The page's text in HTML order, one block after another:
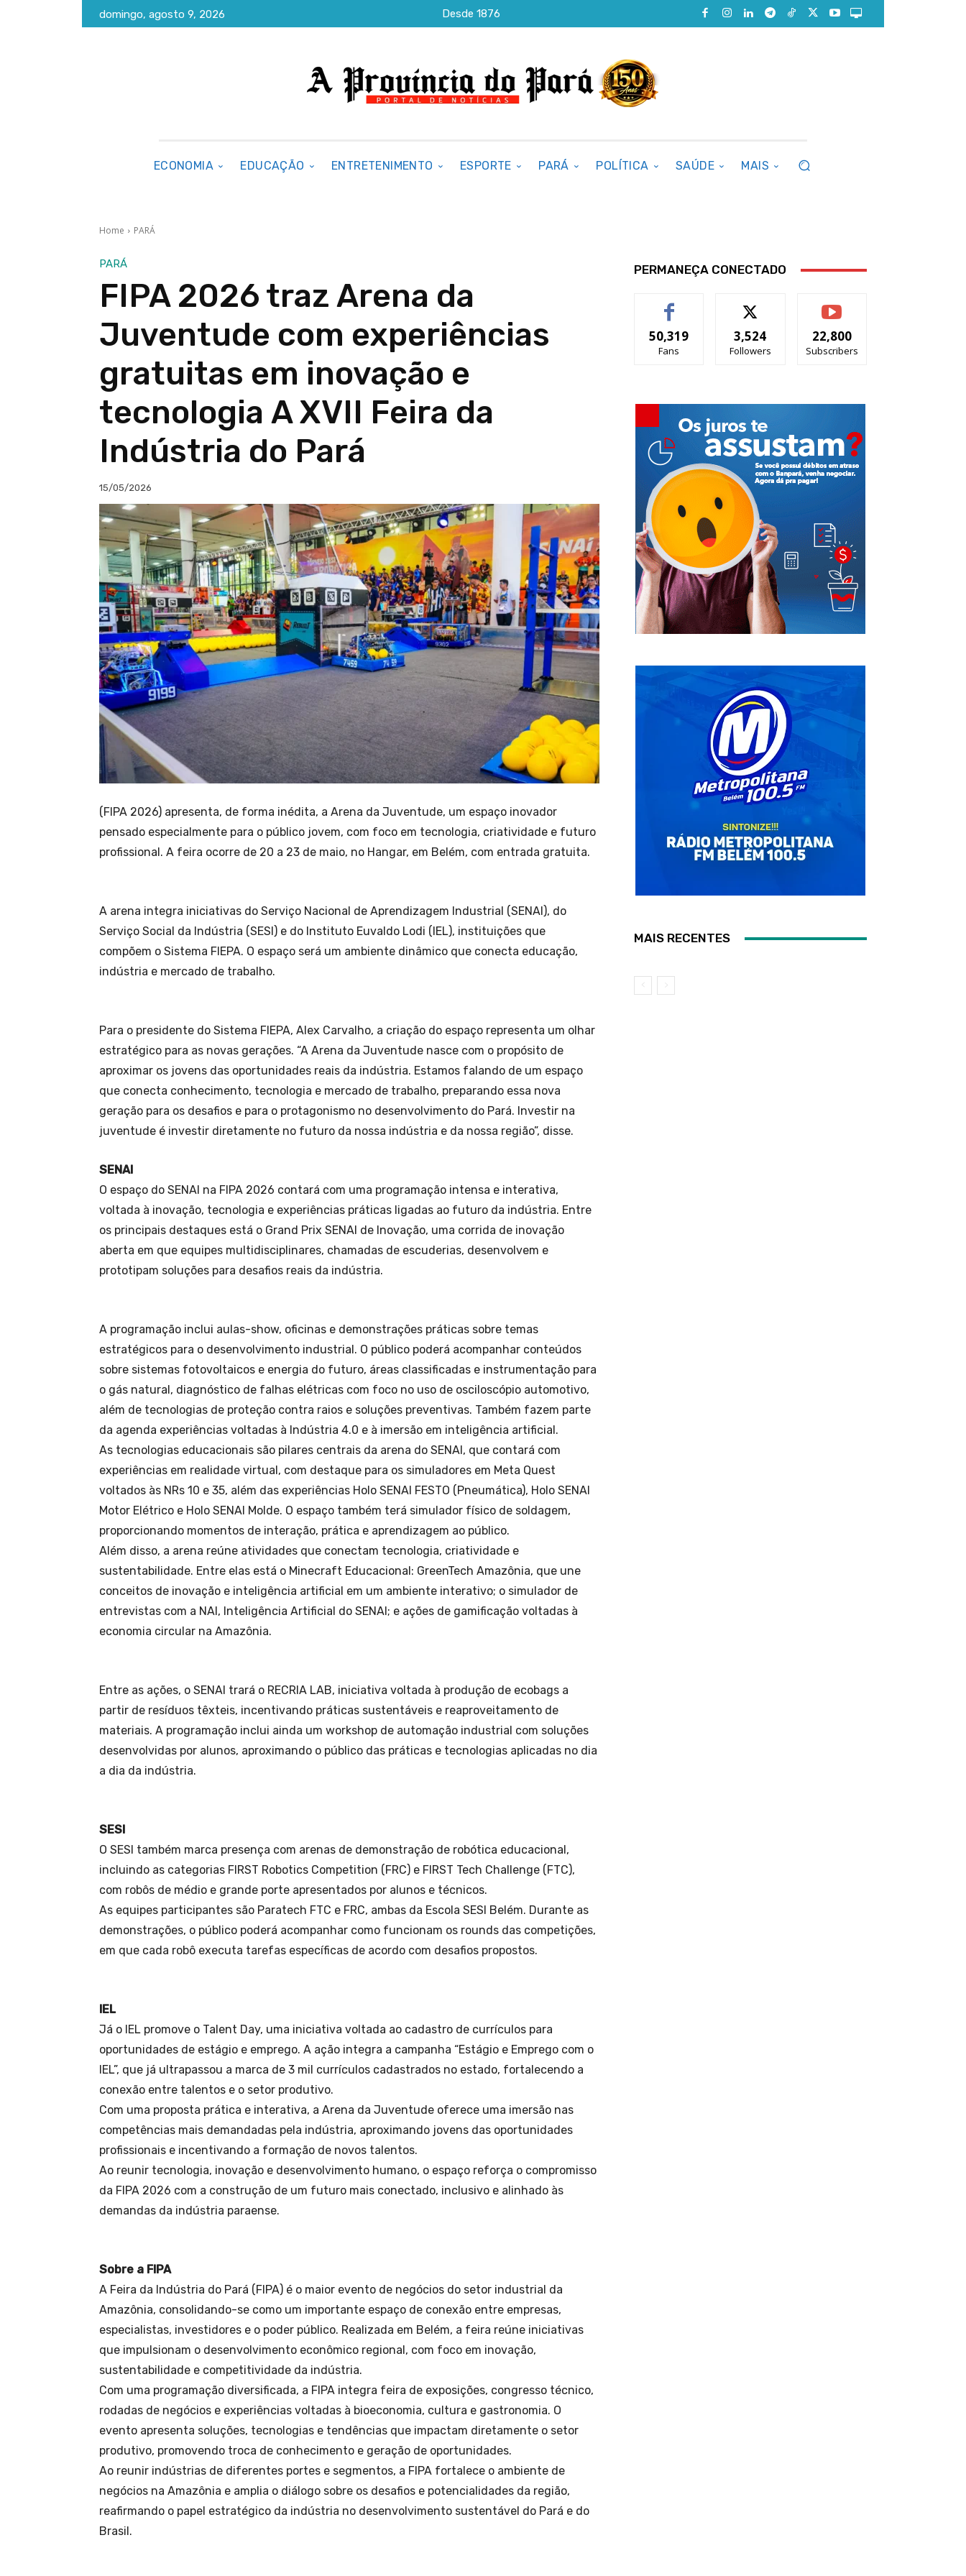
domingo, agosto 9, 2026 Desde 1876
ECONOMIA EDUCAÇÃO ENTRETENIMENTO ESPORTE PARÁ POLÍTICA SAÚDE MAIS
Home PARÁ
PARÁ
FIPA 2026 traz Arena da
Juventude com experiências
gratuitas em inovação e
tecnologia A XVII Feira da
Indústria do Pará
15/05/2026
(FIPA 2026) apresenta, de forma inédita, a Arena da Juventude, um espaço inovador
pensado especialmente para o público jovem, com foco em tecnologia, criatividade e futuro
profissional. A feira ocorre de 20 a 23 de maio, no Hangar, em Belém, com entrada gratuita.
A arena integra iniciativas do Serviço Nacional de Aprendizagem Industrial (SENAI), do
Serviço Social da Indústria (SESI) e do Instituto Euvaldo Lodi (IEL), instituições que
compõem o Sistema FIEPA. O espaço será um ambiente dinâmico que conecta educação,
indústria e mercado de trabalho.
Para o presidente do Sistema FIEPA, Alex Carvalho, a criação do espaço representa um olhar
estratégico para as novas gerações. “A Arena da Juventude nasce com o propósito de
aproximar os jovens das oportunidades reais da indústria. Estamos falando de um espaço
que conecta conhecimento, tecnologia e mercado de trabalho, preparando essa nova
geração para os desafios e para o protagonismo no desenvolvimento do Pará. Investir na
juventude é investir diretamente no futuro da nossa indústria e da nossa região”, disse.
SENAI
O espaço do SENAI na FIPA 2026 contará com uma programação intensa e interativa,
voltada à inovação, tecnologia e experiências práticas ligadas ao futuro da indústria. Entre
os principais destaques está o Grand Prix SENAI de Inovação, uma corrida de inovação
aberta em que equipes multidisciplinares, chamadas de escuderias, desenvolvem e
prototipam soluções para desafios reais da indústria.
A programação inclui aulas-show, oficinas e demonstrações práticas sobre temas
estratégicos para o desenvolvimento industrial. O público poderá acompanhar conteúdos
sobre sistemas fotovoltaicos e energia do futuro, áreas classificadas e instrumentação para
o gás natural, diagnóstico de falhas elétricas com foco no uso de osciloscópio automotivo,
além de tecnologias de proteção contra raios e soluções preventivas. Também fazem parte
da agenda experiências voltadas à Indústria 4.0 e à imersão em inteligência artificial.
As tecnologias educacionais são pilares centrais da arena do SENAI, que contará com
experiências em realidade virtual, com destaque para os simuladores em Meta Quest
voltados às NRs 10 e 35, além das experiências Holo SENAI FESTO (Pneumática), Holo SENAI
Motor Elétrico e Holo SENAI Molde. O espaço também terá simulador físico de soldagem,
proporcionando momentos de interação, prática e aprendizagem ao público.
Além disso, a arena reúne atividades que conectam tecnologia, criatividade e
sustentabilidade. Entre elas está o Minecraft Educacional: GreenTech Amazônia, que une
conceitos de inovação e inteligência artificial em um ambiente interativo; o simulador de
entrevistas com a NAI, Inteligência Artificial do SENAI; e ações de gamificação voltadas à
economia circular na Amazônia.
Entre as ações, o SENAI trará o RECRIA LAB, iniciativa voltada à produção de ecobags a
partir de resíduos têxteis, incentivando práticas sustentáveis e reaproveitamento de
materiais. A programação inclui ainda um workshop de automação industrial com soluções
desenvolvidas por alunos, aproximando o público das práticas e tecnologias aplicadas no dia
a dia da indústria.
SESI
O SESI também marca presença com arenas de demonstração de robótica educacional,
incluindo as categorias FIRST Robotics Competition (FRC) e FIRST Tech Challenge (FTC),
com robôs de médio e grande porte apresentados por alunos e técnicos.
As equipes participantes são Paratech FTC e FRC, ambas da Escola SESI Belém. Durante as
demonstrações, o público poderá acompanhar como funcionam os rounds das competições,
em que cada robô executa tarefas específicas de acordo com desafios propostos.
IEL
Já o IEL promove o Talent Day, uma iniciativa voltada ao cadastro de currículos para
oportunidades de estágio e emprego. A ação integra a campanha “Estágio e Emprego com o
IEL”, que já ultrapassou a marca de 3 mil currículos cadastrados no estado, fortalecendo a
conexão entre talentos e o setor produtivo.
Com uma proposta prática e interativa, a Arena da Juventude oferece uma imersão nas
competências mais demandadas pela indústria, aproximando jovens das oportunidades
profissionais e incentivando a formação de novos talentos.
Ao reunir tecnologia, inovação e desenvolvimento humano, o espaço reforça o compromisso
da FIPA 2026 com a construção de um futuro mais conectado, inclusivo e alinhado às
demandas da indústria paraense.
Sobre a FIPA
A Feira da Indústria do Pará (FIPA) é o maior evento de negócios do setor industrial da
Amazônia, consolidando-se como um importante espaço de conexão entre empresas,
especialistas, investidores e o poder público. Realizada em Belém, a feira reúne iniciativas
que impulsionam o desenvolvimento econômico regional, com foco em inovação,
sustentabilidade e competitividade da indústria.
Com uma programação diversificada, a FIPA integra feira de exposições, congresso técnico,
rodadas de negócios e experiências voltadas à bioeconomia, cultura e gastronomia. O
evento apresenta soluções, tecnologias e tendências que impactam diretamente o setor
produtivo, promovendo troca de conhecimento e geração de oportunidades.
Ao reunir indústrias de diferentes portes e segmentos, a FIPA fortalece o ambiente de
negócios na Amazônia e amplia o diálogo sobre os desafios e potencialidades da região,
reafirmando o papel estratégico da indústria no desenvolvimento sustentável do Pará e do
Brasil.
PERMANEÇA CONECTADO
50,319
Fans
3,524
Followers
22,800
Subscribers
MAIS RECENTES